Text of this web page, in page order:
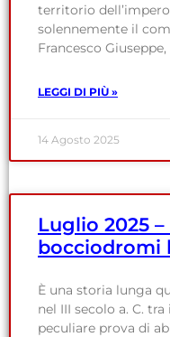
territorio
solennemente il
Francesco
LEGGI DI PIÙ »
14 Agosto 2025
Luglio 2025 –
bocciodromi
È una storia lunga
nel III secolo a. C.
peculiare prova di